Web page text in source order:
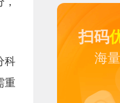
科
重
扫码
海